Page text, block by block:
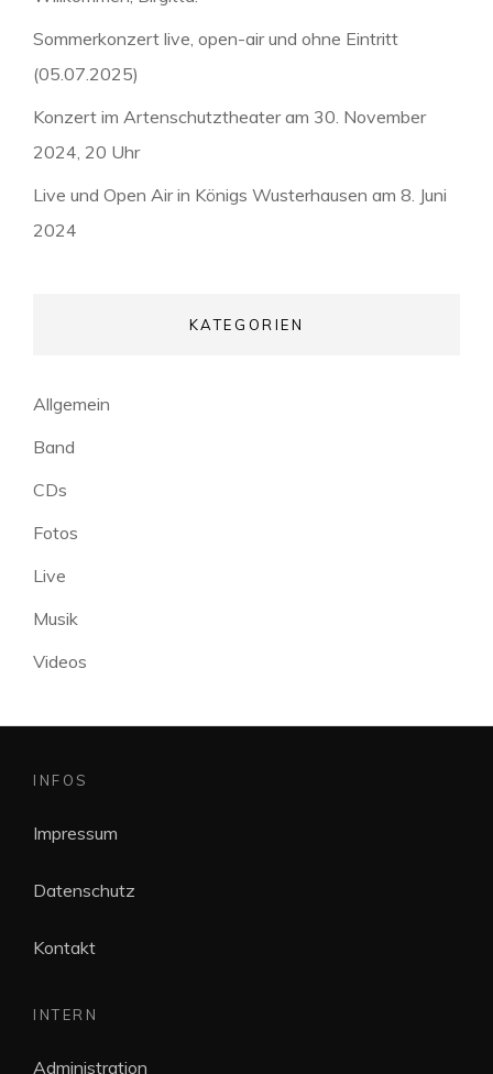
Sommerkonzert live, open-air und ohne Eintritt
(05.07.2025)
Konzert im Artenschutztheater am 30. November
2024, 20 Uhr
Live und Open Air in Königs Wusterhausen am 8. Juni
2024
KATEGORIEN
Allgemein
Band
CDs
Fotos
Live
Musik
Videos
INFOS
Impressum
Datenschutz
Kontakt
INTERN
Administration